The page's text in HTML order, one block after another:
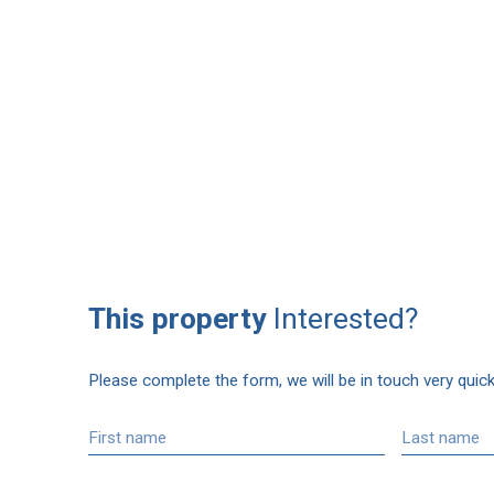
This property Interested?
Please complete the form, we will be in touch very
First name Last name